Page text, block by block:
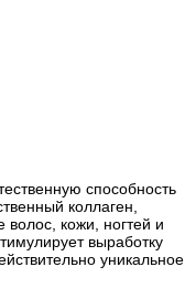
способность
коллаген,
волос, кожи, ногтей и
выработку
уникальное